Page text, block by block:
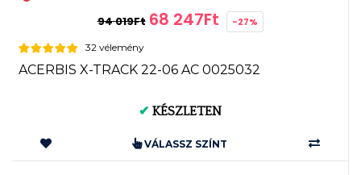
94 019Ft 68 247Ft -27%
32 vélemény
ACERBIS X-TRACK 22-06 AC 0025032
✔ KÉSZLETEN
VÁLASSZ SZÍNT